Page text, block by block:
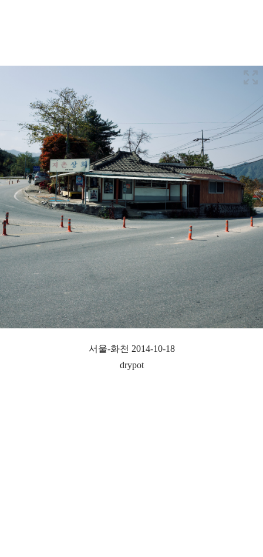
서울-화천 2014-10-18
drypot